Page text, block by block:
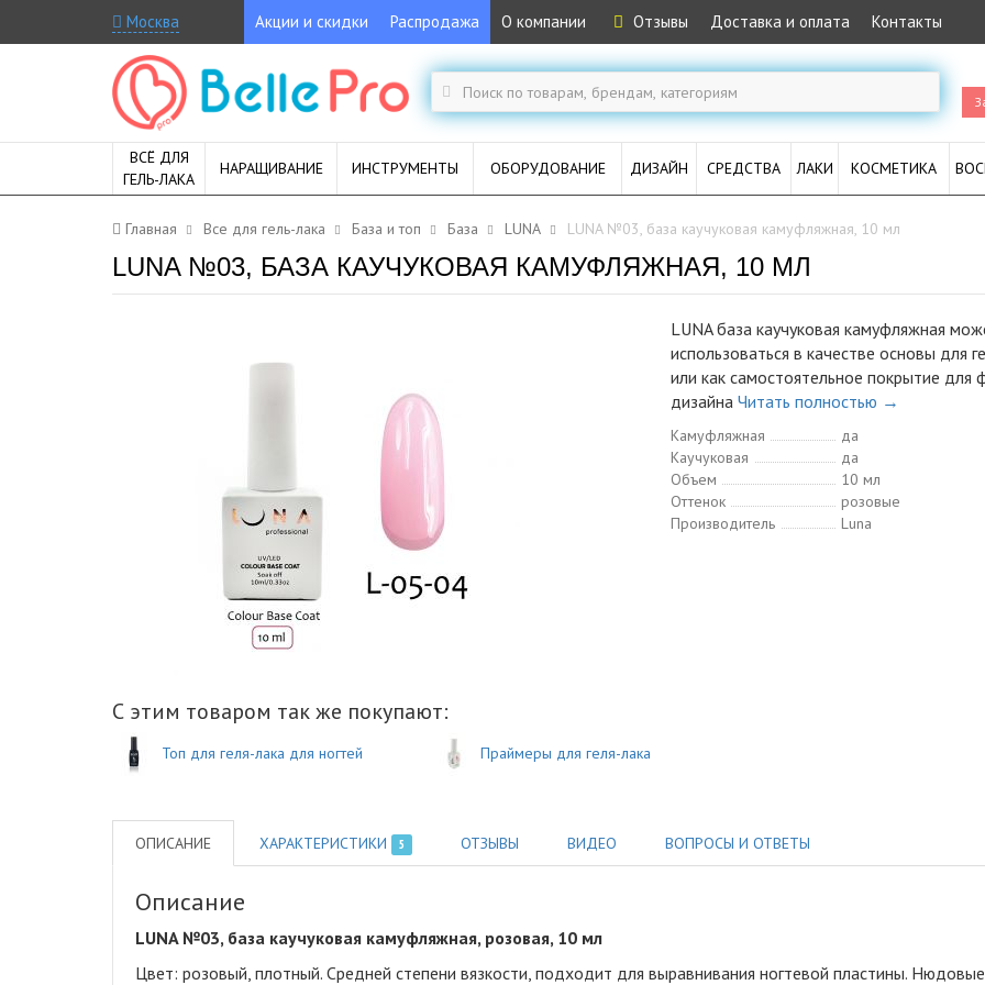
Москва Акции и скидки Распродажа О компании Отзывы Доставка и оплата Контакты
ВСЁ ДЛЯ
ГЕЛЬ-ЛАКА
НАРАЩИВАНИЕ ИНСТРУМЕНТЫ ОБОРУДОВАНИЕ ДИЗАЙН СРЕДСТВА ЛАКИ КОСМЕТИКА
Главная Все для гель-лака База и топ База LUNA LUNA №03, база каучуковая камуфляжная, 10 мл
LUNA №03, БАЗА КАУЧУКОВАЯ КАМУФЛЯЖНАЯ, 10 МЛ
LUNA база каучуковая камуфляжная
использоваться в качестве основы для
или как самостоятельное покрытие для
дизайна Читать полностью →
Камуфляжная
да
Каучуковая
да
Объем
10 мл
Оттенок
розовые
Производитель
Luna
С этим товаром так же покупают:
Топ для геля-лака для ногтей Праймеры для геля-лака
ОПИСАНИЕ ХАРАКТЕРИСТИКИ 5 ОТЗЫВЫ ВИДЕО ВОПРОСЫ И ОТВЕТЫ
Описание
LUNA №03, база каучуковая камуфляжная, розовая, 10 мл
Цвет: розовый, плотный. Средней степени вязкости, подходит для выравнивания ногтевой пластины.